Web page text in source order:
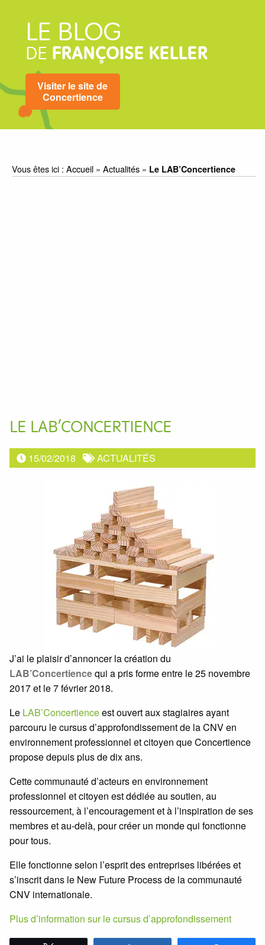
LE BLOG
DE FRANÇOISE KELLER
Visiter le site de
Concertience
Vous êtes ici :Accueil »Actualités » Le LAB’Concertience
LE LAB’CONCERTIENCE
15/02/2018 ACTUALITÉS
J’ai le plaisir d’annoncer la création du
LAB’Concertiencequi a pris forme entre le 25 novembre
2017 et le 7 février 2018.
Le LAB’Concertienceest ouvert aux stagiaires ayant
parcouru le cursus d’approfondissement de la CNV en
environnement professionnel et citoyen que Concertience
propose depuis plus de dix ans.
Cette communauté d’acteurs en environnement
professionnel et citoyen est dédiée au soutien, au
ressourcement, à l’encouragement et à l’inspiration de ses
membres et au-delà, pour créer un monde qui fonctionne
pour tous.
Elle fonctionne selon l’esprit des entreprises libérées et
s’inscrit dans le New Future Process de la communauté
CNV internationale.
Plus d’information sur le cursus d’approfondissement